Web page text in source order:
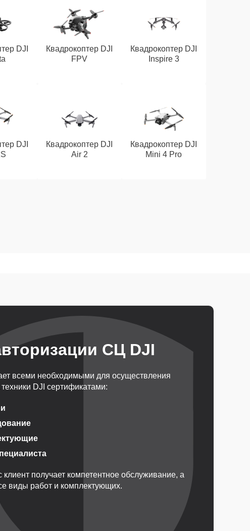
DJI
Квадрокоптер DJI
FPV
Квадрокоптер DJI
Inspire 3
DJI
Квадрокоптер DJI
Air 2
Квадрокоптер DJI
Mini 4 Pro
СЦ DJI
всеми необходимыми для осуществления
DJI сертификатами:
получает компетентное обслуживание, а
виды работ и комплектующих.